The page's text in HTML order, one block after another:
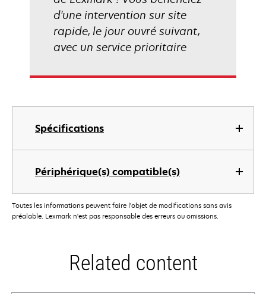
Spécifications
Périphérique(s) compatible(s)
d'une intervention sur site
rapide, le jour ouvré suivant,
avec un service prioritaire
Toutes les informations peuvent faire l'objet de modifications sans avis
préalable. Lexmark n'est pas responsable des erreurs ou omissions.
Related content